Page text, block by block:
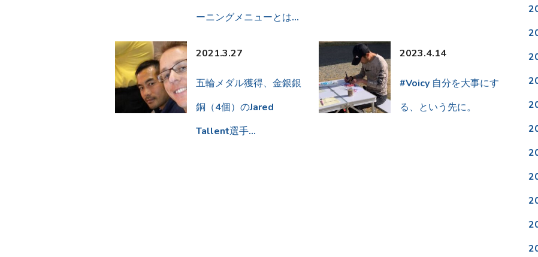
ーニングメニューとは…
2021.3.27
五輪メダル獲得、金銀銀
銅（4個）のJared
Tallent選手…
2023.4.14
#Voicy 自分を大事にす
る、という先に。